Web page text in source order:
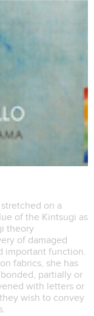
on a
of the Kintsugi as
theory
of damaged
important function.
fabrics, she has
partially or
with letters or
wish to convey